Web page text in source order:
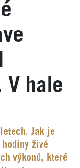
V hale
Jak je
živé
výkonů, které